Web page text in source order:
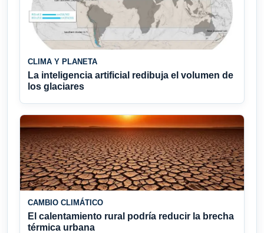
CLIMA Y PLANETA
La inteligencia artificial redibuja el volumen de
los glaciares
CAMBIO CLIMÁTICO
El calentamiento rural podría reducir la brecha
térmica urbana